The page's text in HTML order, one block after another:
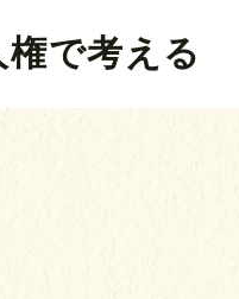
で考える